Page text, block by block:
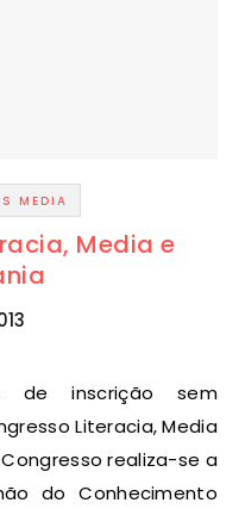
MEDIA
Media e
Literacia, Media
realiza-se a
do Conhecimento